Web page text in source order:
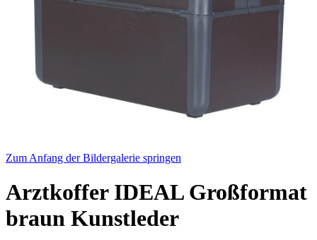
Zum Anfang der Bildergalerie springen
Arztkoffer IDEAL Großformat
braun Kunstleder